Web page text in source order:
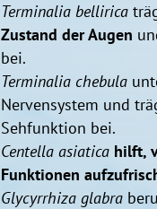
Terminalia bellirica
Zustand der Augen
bei.
Terminalia chebula
Nervensystem und
Sehfunktion bei.
Centella asiatica hilft,
Funktionen
Glycyrrhiza glabra